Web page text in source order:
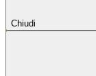
Chiudi